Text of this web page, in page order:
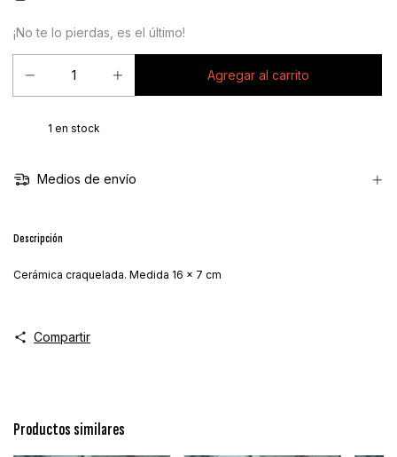
¡No te lo pierdas, es el último!
1 en stock
Medios de envío
Descripción
Cerámica craquelada. Medida 16 x 7 cm
Compartir
Productos similares